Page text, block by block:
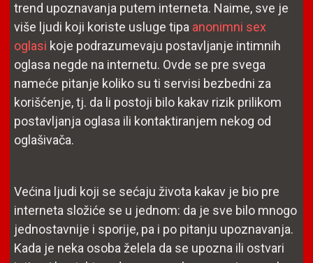
trend upoznavanja putem interneta. Naime, sve je
više ljudi koji koriste usluge tipa anonimni sex
oglasi koje podrazumevaju postavljanje intimnih
oglasa negde na internetu. Ovde se pre svega
nameće pitanje koliko su ti servisi bezbedni za
korišćenje, tj. da li postoji bilo kakav rizik prilikom
postavljanja oglasa ili kontaktiranjem nekog od
oglašivača.
Većina ljudi koji se sećaju života kakav je bio pre
interneta složiće se u jednom: da je sve bilo mnogo
jednostavnije i sporije, pa i po pitanju upoznavanja.
Kada je neka osoba želela da se upozna ili ostvari